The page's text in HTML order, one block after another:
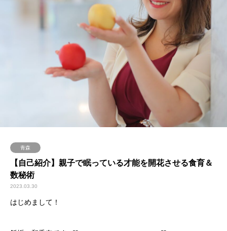
青森
【自己紹介】親子で眠っている才能を開花させる食育＆
数秘術
2023.03.30
はじめまして！